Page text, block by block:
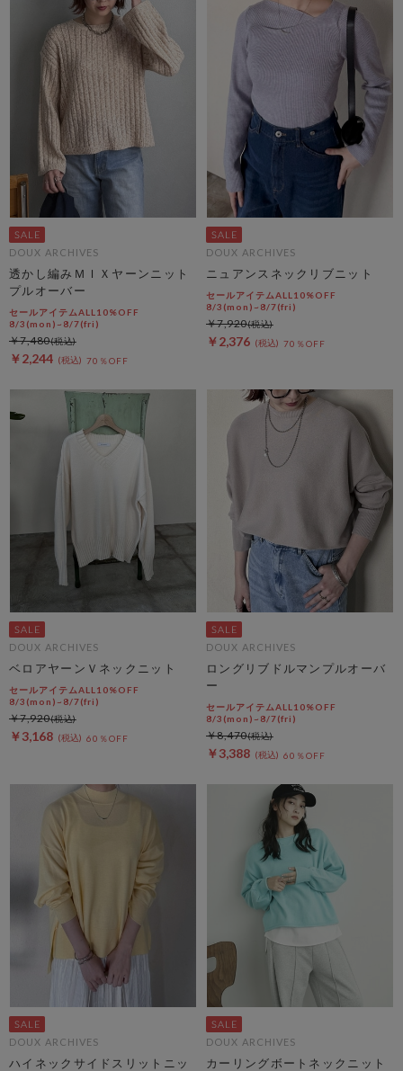
DOUX ARCHIVES
透かし編みＭＩＸヤーンニット
プルオーバー
セールアイテムALL10%OFF
8/3(mon)~8/7(fri)
￥2,244 70％OFF
￥7,480
DOUX ARCHIVES
ニュアンスネックリブニット
セールアイテムALL10%OFF
8/3(mon)~8/7(fri)
￥2,376 70％OFF
￥7,920
DOUX ARCHIVES
ベロアヤーンＶネックニット
セールアイテムALL10%OFF
8/3(mon)~8/7(fri)
￥3,168 60％OFF
￥7,920
DOUX ARCHIVES
ロングリブドルマンプルオーバ
ー
セールアイテムALL10%OFF
8/3(mon)~8/7(fri)
￥3,388 60％OFF
￥8,470
DOUX ARCHIVES
ハイネックサイドスリットニッ
DOUX ARCHIVES
カーリングボートネックニット